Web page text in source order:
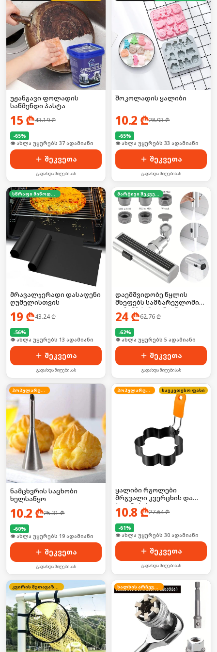
უჟანგავი ფოლადის
საწმენდი პასტა
15 ₾43.19₾
-65%
🛒 ბოლო 24სთ-ში იყიდა 9-მა
შეკვეთა
გადახდა მიღებისას
შოკოლადის ყალიბი
10.2 ₾28.93₾
-65%
🛒 ბოლო 24სთ-ში იყიდა 50-მა
შეკვეთა
გადახდა მიღებისას
სწრაფი მიწოდება
მრავალჯერადი დასაფენი
ღუმელისთვის
19 ₾43.24₾
-56%
🛒 ბოლო 24სთ-ში იყიდა 20-მა
შეკვეთა
გადახდა მიღებისას
მარტივი შეკვეთა
დაემშვიდობე წყლის
შხეფებს სამზარეულოში
— ჩანჩქერი ონკანი
იდეალური ნაკადით! 💦❌ 3
24₾62.76₾
-62%
🛒 ბოლო 24სთ-ში იყიდა 7-მა
შეკვეთა
გადახდა მიღებისას
პოპულარული
ნამცხვრის საცხობი
ხელსაწყო
10.2 ₾25.31₾
-60%
🛒 ბოლო 24სთ-ში იყიდა 24-მა
შეკვეთა
გადახდა მიღებისას
პოპულარული საუკეთესო ფასი
ყალიბი რგოლები
მრგვალი კვერცხის და
ბლინების
10.8 ₾27.64₾
-61%
🛒 ბოლო 24სთ-ში იყიდა 40-მა
შეკვეთა
გადახდა მიღებისას
კვირის შეთავაზება ხალხის არჩევანი